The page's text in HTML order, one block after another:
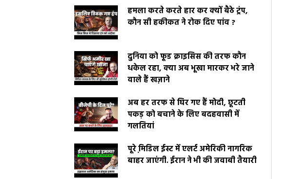
हमला करते करते हार कर क्यों बैठे ट्रंप,
कौन सी हकीकत ने रोक दिए पांव ?
दुनिया को फूड क्राइसिस की तरफ कौन
धकेल रहा, क्या अब भूखा मारकर भरे जाने
वाले हैं खज़ाने
अब हर तरफ से घिर गए हैं मोदी, छूटती
पकड़ को बचाने के लिए बदहवासी में
गलतियां
पूरे मि़डिल ईस्ट में एलर्ट अमेरिकी नागरिक
बाहर जाएंगी. ईरान ने भी की जवाबी तैयारी